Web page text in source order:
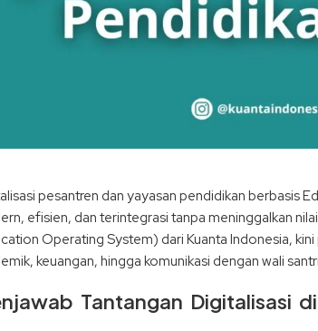
pesantren dan yayasan pendidikan berbasis
efisien, dan terintegrasi tanpa meninggalkan
Operating System) dari Kuanta Indonesia,
keuangan, hingga komunikasi dengan wali
Tantangan Digitalisasi